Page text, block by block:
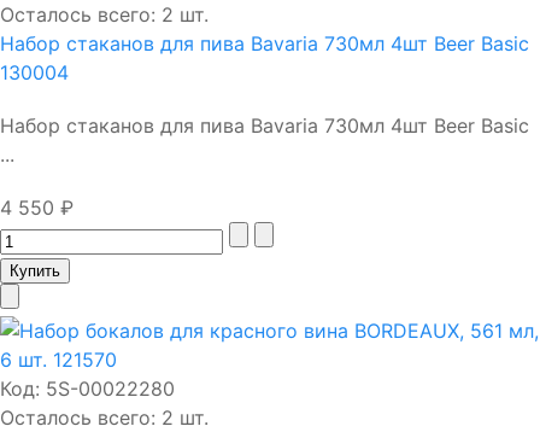
Осталось всего: 2 шт.
Набор стаканов для пива Bavaria 730мл 4шт Beer Basic
130004
Набор стаканов для пива Bavaria 730мл 4шт Beer Basic
...
4 550 ₽
Код: 5S-00022280
Осталось всего: 2 шт.